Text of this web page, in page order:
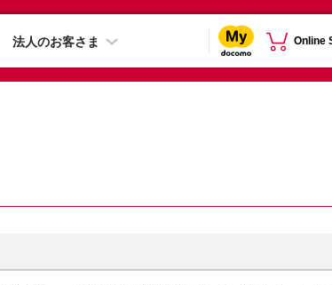
法人のお客さま Online